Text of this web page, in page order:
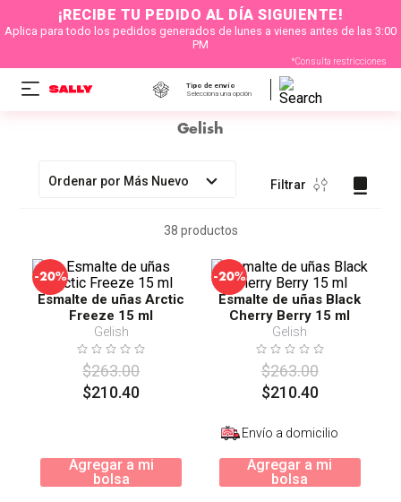
¡RECIBE TU PEDIDO AL DÍA SIGUIENTE!
Aplica para todo los pedidos generados de lunes a vienes antes de las 3:00
PM
*Consulta restricciones
Tipo de envío
Selecciona una opción
Gelish
Ordenar por Más Nuevo Filtrar
38 productos
-20%
Esmalte de uñas Arctic
Freeze 15 ml
Gelish
$263.00
$210.40
Agregar a mi
bolsa
-20%
Esmalte de uñas Black
Cherry Berry 15 ml
Gelish
$263.00
$210.40
Envío a domicilio
Agregar a mi
bolsa